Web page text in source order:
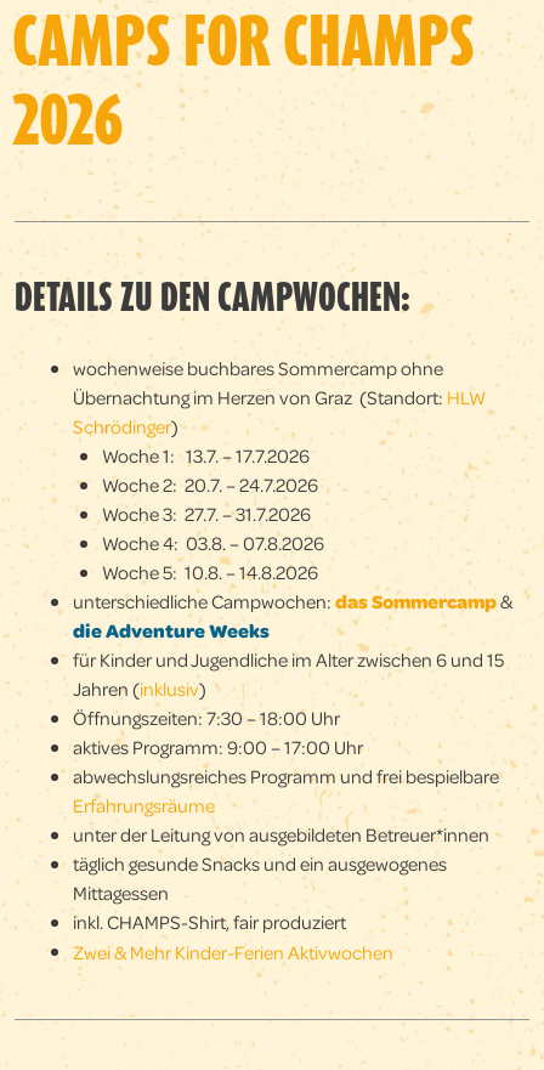
CAMPS FOR CHAMPS
2026
DETAILS ZU DEN CAMPWOCHEN:
wochenweise buchbares Sommercamp ohne
Übernachtung im Herzen von Graz (Standort: HLW
Schrödinger)
Woche 1: 13.7. – 17.7.2026
Woche 2: 20.7. – 24.7.2026
Woche 3: 27.7. – 31.7.2026
Woche 4: 03.8. – 07.8.2026
Woche 5: 10.8. – 14.8.2026
unterschiedliche Campwochen:das Sommercamp&
die Adventure Weeks
für Kinder und Jugendliche im Alter zwischen 6 und 15
Jahren (inklusiv)
Öffnungszeiten: 7:30 – 18:00 Uhr
aktives Programm: 9:00 – 17:00 Uhr
abwechslungsreiches Programm und frei bespielbare
Erfahrungsräume
unter der Leitung von ausgebildeten Betreuer*innen
täglich gesunde Snacks und ein ausgewogenes
Mittagessen
inkl. CHAMPS-Shirt, fair produziert
Zwei & Mehr Kinder-Ferien Aktivwochen